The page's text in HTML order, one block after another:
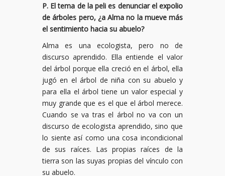
P. El tema de la peli es denunciar el expolio
de árboles pero, ¿a Alma no la mueve más
el sentimiento hacia su abuelo?
Alma es una ecologista, pero no de
discurso aprendido. Ella entiende el valor
del árbol porque ella creció en el árbol, ella
jugó en el árbol de niña con su abuelo y
para ella el árbol tiene un valor especial y
muy grande que es el que el árbol merece.
Cuando se va tras el árbol no va con un
discurso de ecologista aprendido, sino que
lo siente así como una cosa incondicional
de sus raíces. Las propias raíces de la
tierra son las suyas propias del vínculo con
su abuelo.